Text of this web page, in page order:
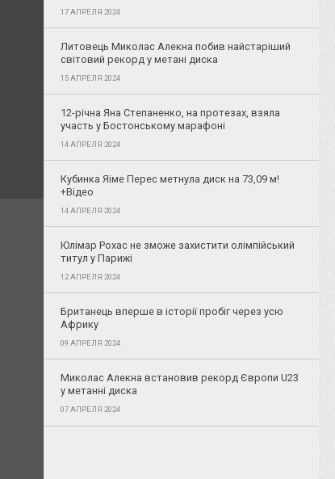
17 АПРЕЛЯ 2024
Литовець Миколас Алекна побив найстаріший
світовий рекорд у метані диска
15 АПРЕЛЯ 2024
12-річна Яна Степаненко, на протезах, взяла
участь у Бостонському марафоні
14 АПРЕЛЯ 2024
Кубинка Яіме Перес метнула диск на 73,09 м!
+Відео
14 АПРЕЛЯ 2024
Юлімар Рохас не зможе захистити олімпійський
титул у Парижі
12 АПРЕЛЯ 2024
Британець вперше в історії пробіг через усю
Африку
09 АПРЕЛЯ 2024
Миколас Алекна встановив рекорд Європи U23
у метанні диска
07 АПРЕЛЯ 2024